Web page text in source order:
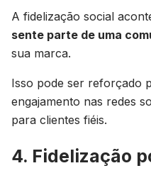
A fidelização social
sente parte de uma
sua marca.
Isso pode ser reforçado
engajamento nas redes
para clientes fiéis.
4. Fidelização